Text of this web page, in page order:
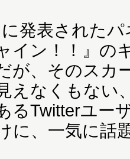
発表された
イン！！』の
が、そのスカ
えなくもない
るTwitterユー
に、一気に話